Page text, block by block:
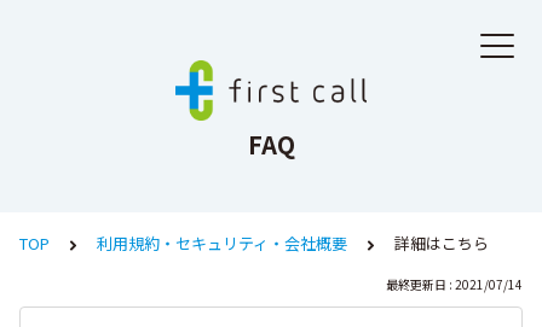
FAQ
TOP 利用規約・セキュリティ・会社概要 詳細はこちら
最終更新日 : 2021/07/14